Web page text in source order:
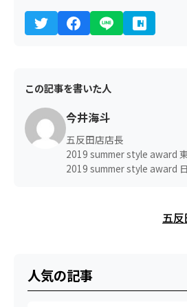
この記事を書いた人
今井海斗
五反田店店長
2019 summer style award
2019 summer style award
五
人気の記事